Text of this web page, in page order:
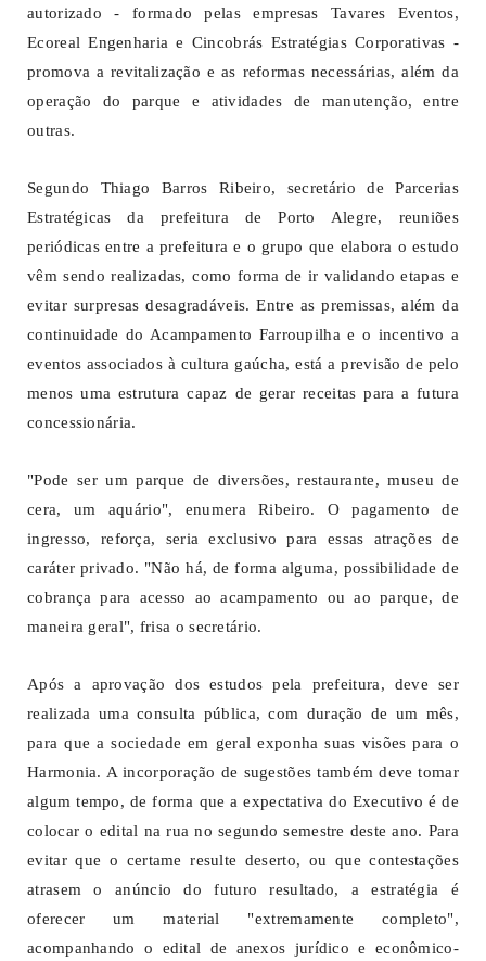
autorizado - formado pelas empresas Tavares Eventos,
Ecoreal Engenharia e Cincobrás Estratégias Corporativas -
promova a revitalização e as reformas necessárias, além da
operação do parque e atividades de manutenção, entre
outras.
Segundo Thiago Barros Ribeiro, secretário de Parcerias
Estratégicas da prefeitura de Porto Alegre, reuniões
periódicas entre a prefeitura e o grupo que elabora o estudo
vêm sendo realizadas, como forma de ir validando etapas e
evitar surpresas desagradáveis. Entre as premissas, além da
continuidade do Acampamento Farroupilha e o incentivo a
eventos associados à cultura gaúcha, está a previsão de pelo
menos uma estrutura capaz de gerar receitas para a futura
concessionária.
"Pode ser um parque de diversões, restaurante, museu de
cera, um aquário", enumera Ribeiro. O pagamento de
ingresso, reforça, seria exclusivo para essas atrações de
caráter privado. "Não há, de forma alguma, possibilidade de
cobrança para acesso ao acampamento ou ao parque, de
maneira geral", frisa o secretário.
Após a aprovação dos estudos pela prefeitura, deve ser
realizada uma consulta pública, com duração de um mês,
para que a sociedade em geral exponha suas visões para o
Harmonia. A incorporação de sugestões também deve tomar
algum tempo, de forma que a expectativa do Executivo é de
colocar o edital na rua no segundo semestre deste ano. Para
evitar que o certame resulte deserto, ou que contestações
atrasem o anúncio do futuro resultado, a estratégia é
oferecer um material "extremamente completo",
acompanhando o edital de anexos jurídico e econômico-